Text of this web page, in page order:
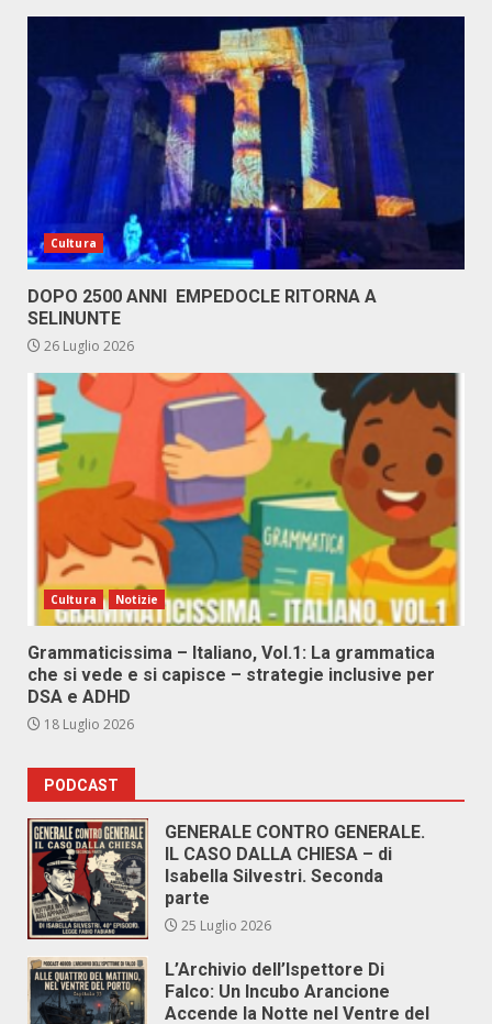
Cultura
DOPO 2500 ANNI EMPEDOCLE RITORNA A
SELINUNTE
26 Luglio 2026
Cultura Notizie
Grammaticissima – Italiano, Vol.1: La grammatica
che si vede e si capisce – strategie inclusive per
DSA e ADHD
18 Luglio 2026
PODCAST
GENERALE CONTRO GENERALE.
IL CASO DALLA CHIESA – di
Isabella Silvestri. Seconda
parte
25 Luglio 2026
L’Archivio dell’Ispettore Di
Falco: Un Incubo Arancione
Accende la Notte nel Ventre del